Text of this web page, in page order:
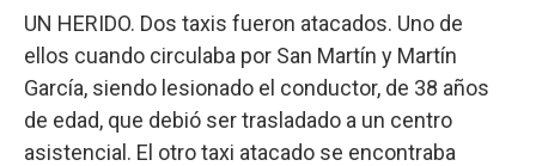
UN HERIDO. Dos taxis fueron atacados. Uno de
ellos cuando circulaba por San Martín y Martín
García, siendo lesionado el conductor, de 38 años
de edad, que debió ser trasladado a un centro
asistencial. El otro taxi atacado se encontraba